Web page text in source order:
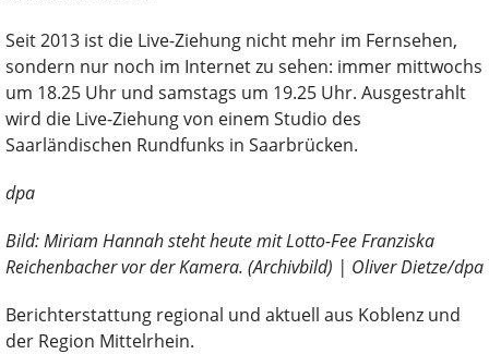
Seit 2013 ist die Live-Ziehung nicht mehr im Fernsehen,
sondern nur noch im Internet zu sehen: immer mittwochs
um 18.25 Uhr und samstags um 19.25 Uhr. Ausgestrahlt
wird die Live-Ziehung von einem Studio des
Saarländischen Rundfunks in Saarbrücken.
dpa
Bild: Miriam Hannah steht heute mit Lotto-Fee Franziska
Reichenbacher vor der Kamera. (Archivbild) | Oliver Dietze/dpa
Berichterstattung regional und aktuell aus Koblenz und
der Region Mittelrhein.